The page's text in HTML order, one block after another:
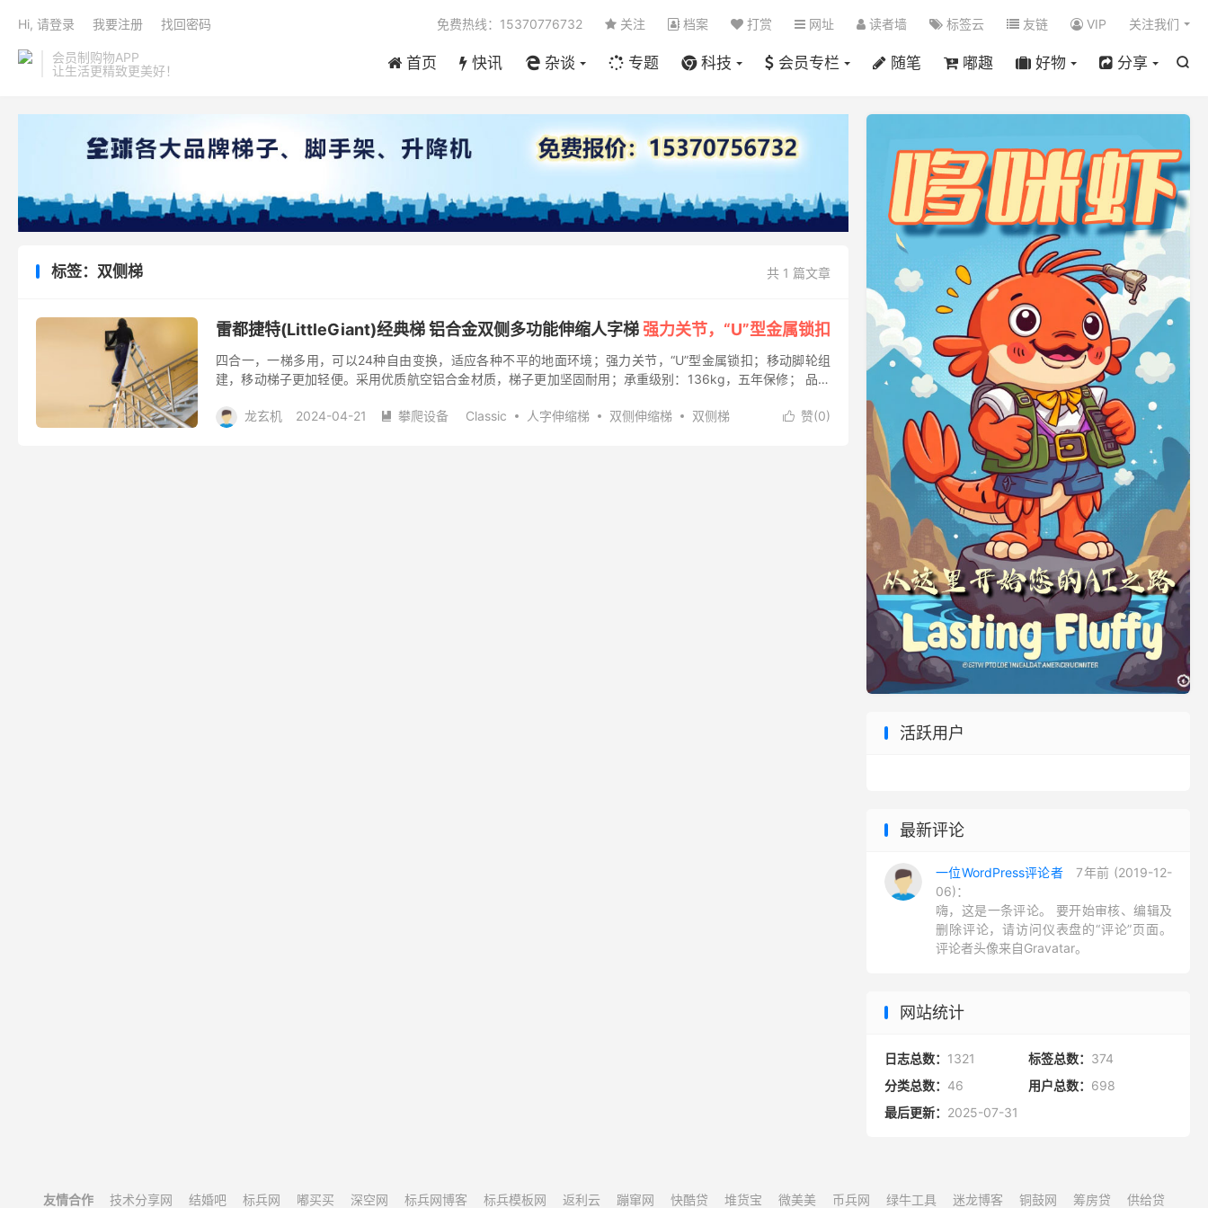
会员制购物APP
让生活更精致更美好！

首页 快讯 杂谈 专题 科技 会员专栏 随笔 嘟趣 好物 分享
免费热线：15370776732 关注 档案 打赏 网址 读者墙 标签云 友链 VIP 关注我们
Hi, 请登录 我要注册 找回密码
共 1 篇文章
标签：双侧梯
雷都捷特(LittleGiant)经典梯 铝合金双侧多功能伸缩人字梯 强力关节，“U”型金属锁扣
四合一，一梯多用，可以24种自由变换，适应各种不平的地面环境；强力关节，“U”型金属锁扣；移动脚轮组
建，移动梯子更加轻便。采用优质航空铝合金材质，梯子更加坚固耐用；承重级别：136kg，五年保修； 品牌
 赞(0)
龙玄机 2024-04-21  攀爬设备 Classic 人字伸缩梯 双侧伸缩梯
双侧梯
活跃用户
最新评论
一位WordPress评论者
7年前 (2019-12-
06)：
嗨，这是一条评论。 要开始审核、编辑及
删除评论，请访问仪表盘的“评论”页面。
评论者头像来自Gravatar。
网站统计
日志总数： 1321 标签总数： 374
分类总数： 46 用户总数： 698
最后更新： 2025-07-31
友情合作 技术分享网 结婚吧 标兵网 嘟买买 深空网 标兵网博客 标兵模板网 返利云 蹦窜网 快酷贷 堆货宝 微美美 币兵网 绿牛工具 迷龙博客 铜鼓网 筹房贷 供给贷